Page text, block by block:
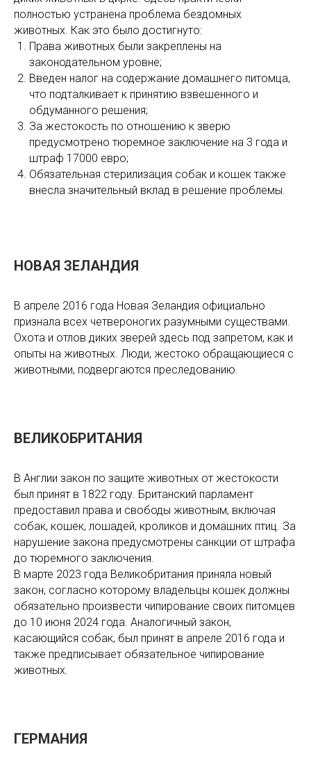
полностью устранена проблема бездомных
животных. Как это было достигнуто:
Права животных были закреплены на
законодательном уровне;
Введен налог на содержание домашнего питомца,
что подталкивает к принятию взвешенного и
обдуманного решения;
За жестокость по отношению к зверю
предусмотрено тюремное заключение на 3 года и
штраф 17000 евро;
Обязательная стерилизация собак и кошек также
внесла значительный вклад в решение проблемы.
НОВАЯ ЗЕЛАНДИЯ
В апреле 2016 года Новая Зеландия официально
признала всех четвероногих разумными существами.
Охота и отлов диких зверей здесь под запретом, как и
опыты на животных. Люди, жестоко обращающиеся с
животными, подвергаются преследованию.
ВЕЛИКОБРИТАНИЯ
В Англии закон по защите животных от жестокости
был принят в 1822 году. Британский парламент
предоставил права и свободы животным, включая
собак, кошек, лошадей, кроликов и домашних птиц. За
нарушение закона предусмотрены санкции от штрафа
до тюремного заключения.
В марте 2023 года Великобритания приняла новый
закон, согласно которому владельцы кошек должны
обязательно произвести чипирование своих питомцев
до 10 июня 2024 года. Аналогичный закон,
касающийся собак, был принят в апреле 2016 года и
также предписывает обязательное чипирование
животных.
ГЕРМАНИЯ